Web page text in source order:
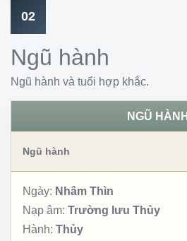
02
Ngũ hành
Ngũ hành và tuổi hợp khắc.
NGŨ HÀNH
Ngũ hành
Ngày: Nhâm Thìn
Nạp âm: Trường lưu Thủy
Hành: Thủy